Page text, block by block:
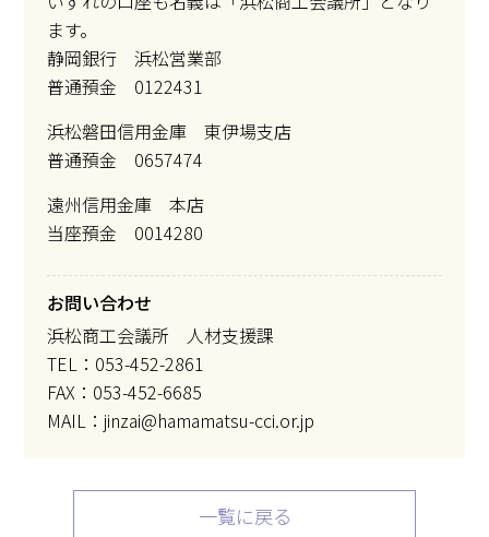
ます。
静岡銀行 浜松営業部
普通預金 0122431
浜松磐田信用金庫 東伊場支店
普通預金 0657474
遠州信用金庫 本店
当座預金 0014280
お問い合わせ
浜松商工会議所 人材支援課
TEL：053-452-2861
FAX：053-452-6685
MAIL：jinzai@hamamatsu-cci.or.jp
一覧に戻る